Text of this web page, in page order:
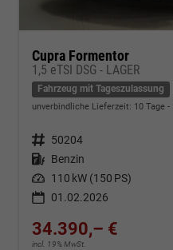
Cupra Formentor
1,5 eTSI DSG - LAGER
Fahrzeug mit Tageszulassung
unverbindliche Lieferzeit: 10 Tage
Fahrzeugnr. 50204
Kraftstoff Benzin
Leistung 110 kW (150 PS)
01.02.2026
34.390,– €
incl. 19% MwSt.